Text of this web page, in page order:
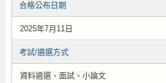
合格公布日期
2025年7月11日
考試/遴選方式
資料遴選、面試、小論文